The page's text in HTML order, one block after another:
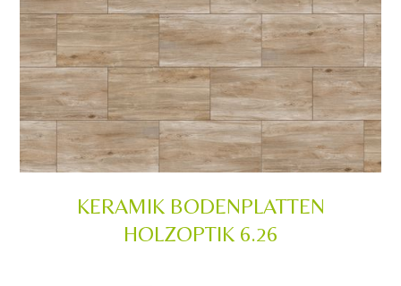
KERAMIK BODENPLATTEN
HOLZOPTIK 6.26